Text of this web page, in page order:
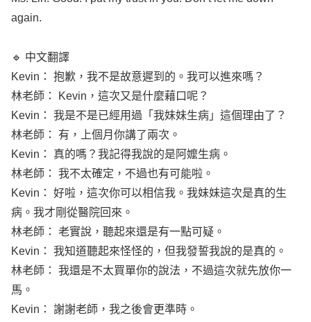
again.
🔹 中文翻譯
Kevin ： 抱歉，我不是故意遲到的。我可以進來嗎？
林老師：
Kevin ，這次又是什麼藉口呢？
Kevin ： 我是不是已經用過「我妹妹生病」這個理由了？
林老師： 有，上個月你講了兩次。
Kevin ： 真的嗎？我記得我說的是阿嬤生病。
林老師： 我不太確定，不過也有可能啦。
Kevin ： 好啦，這次你可以相信我。我妹妹這次是真的生
病。我才剛從醫院回來。
林老師： 老實說，聽起來還是有一點可疑。
Kevin ： 我知道聽起來怪怪的，但我發誓我說的是真的。
林老師： 我還是不太買單你的說法，不過這次就先放你一
馬。
Kevin ： 謝謝老師，我之後會更準時。